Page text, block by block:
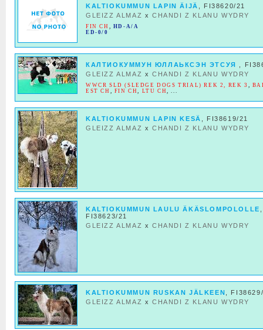
KALTIOKUMMUN LAPIN ÄIJÄ
, FI38620/21
GLEIZZ ALMAZ xCHANDI Z KLANU WYDRY
FIN CH , HD-A/A
ED-0/0
КАЛТИОКУММУН ЮЛЛАЬКСЭН ЭТСУЯ
,
GLEIZZ ALMAZ xCHANDI Z KLANU WYDRY
WWCR SLD (SLEDGE DOGS TRIAL) REK 2, REK 3 ,
EST CH , FIN CH, LTU CH, ...
KALTIOKUMMUN LAPIN KESÄ
, FI38619/21
GLEIZZ ALMAZ xCHANDI Z KLANU WYDRY
KALTIOKUMMUN LAULU ÄKÄSLOMPOLOLLE
FI38623/21
GLEIZZ ALMAZ xCHANDI Z KLANU WYDRY
KALTIOKUMMUN RUSKAN JÄLKEEN
,
GLEIZZ ALMAZ xCHANDI Z KLANU WYDRY